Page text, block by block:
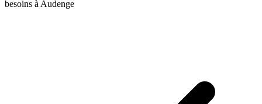
besoins à Audenge